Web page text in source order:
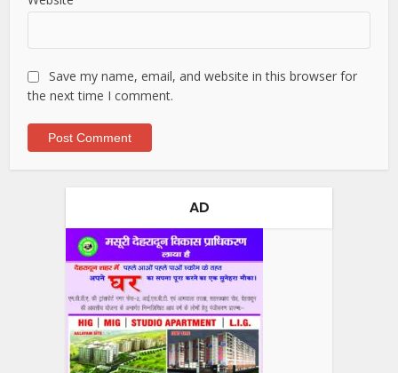
Save my name, email, and website in this browser for
the next time I comment.
AD